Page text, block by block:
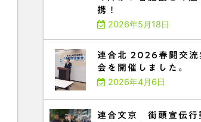
携！
2026年5月18日
連合北 2026春闘交流
会を開催しました。
2026年4月6日
連合文京 街頭宣伝行